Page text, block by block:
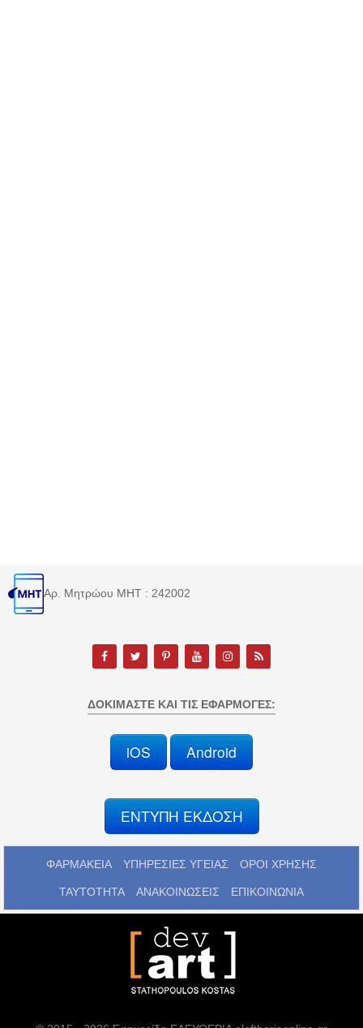
Αρ. Μητρώου MHT : 242002
ΔΟΚΙΜΆΣΤΕ ΚΑΙ ΤΙΣ ΕΦΑΡΜΟΓΈΣ:
iOS Android
ΕΝΤΥΠΗ ΕΚΔΟΣΗ
ΦΑΡΜΑΚΕΙΑ ΥΠΗΡΕΣΙΕΣ ΥΓΕΙΑΣ ΟΡΟΙ ΧΡΗΣΗΣ
ΤΑΥΤΟΤΗΤΑ ΑΝΑΚΟΙΝΩΣΕΙΣ ΕΠΙΚΟΙΝΩΝΙΑ